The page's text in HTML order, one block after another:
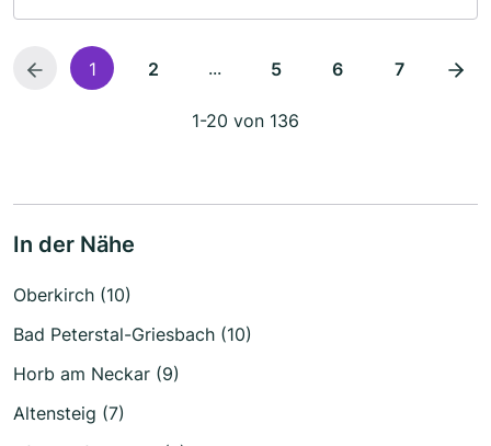
1 2 ... 5 6 7
1-20 von 136
In der Nähe
Oberkirch (10)
Bad Peterstal-Griesbach (10)
Horb am Neckar (9)
Altensteig (7)